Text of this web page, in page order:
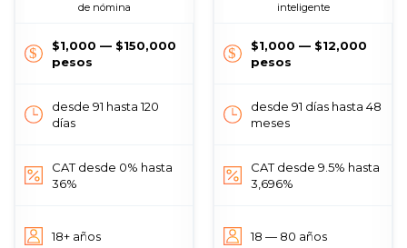
de nómina
$1,000 — $150,000
pesos
desde 91 hasta 120
días
CAT desde 0% hasta
36%
18+ años
inteligente
$1,000 — $12,000
pesos
desde 91 días hasta 48
meses
CAT desde 9.5% hasta
3,696%
18 — 80 años